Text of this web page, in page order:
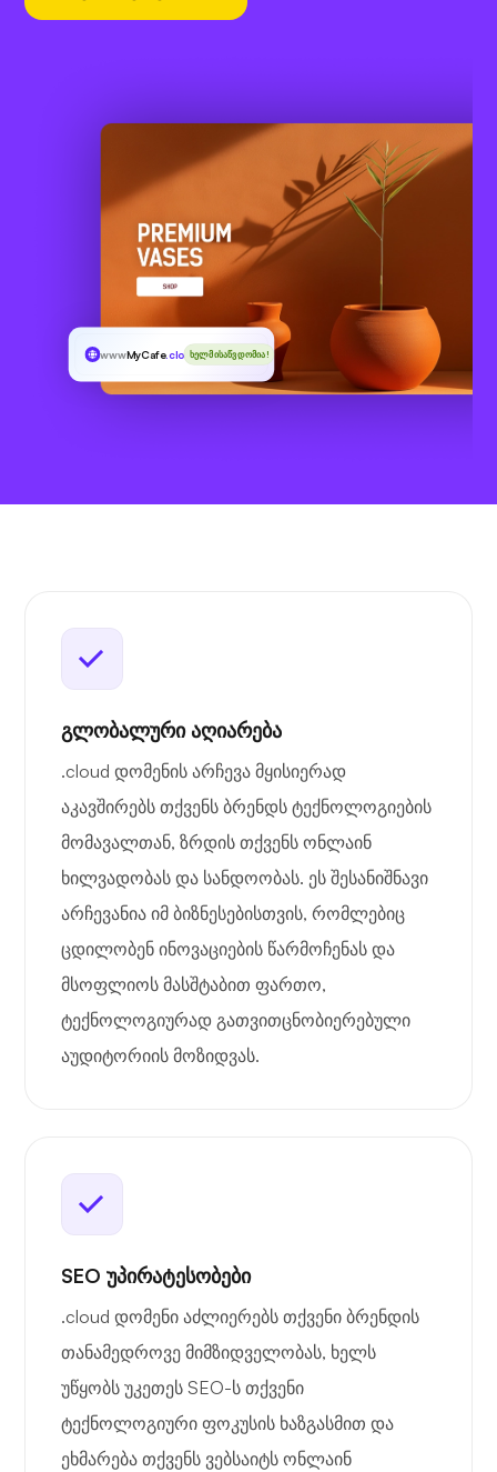
wwwMyCafe.cloudხელმისაწვდომია!
გლობალური აღიარება
.cloud დომენის არჩევა მყისიერად
აკავშირებს თქვენს ბრენდს ტექნოლოგიების
მომავალთან, ზრდის თქვენს ონლაინ
ხილვადობას და სანდოობას. ეს შესანიშნავი
არჩევანია იმ ბიზნესებისთვის, რომლებიც
ცდილობენ ინოვაციების წარმოჩენას და
მსოფლიოს მასშტაბით ფართო,
ტექნოლოგიურად გათვითცნობიერებული
აუდიტორიის მოზიდვას.
SEO უპირატესობები
.cloud დომენი აძლიერებს თქვენი ბრენდის
თანამედროვე მიმზიდველობას, ხელს
უწყობს უკეთეს SEO-ს თქვენი
ტექნოლოგიური ფოკუსის ხაზგასმით და
ეხმარება თქვენს ვებსაიტს ონლაინ